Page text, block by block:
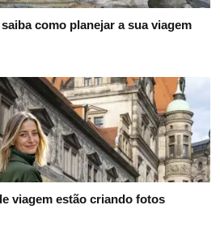
como planejar a sua viagem
viagem estão criando fotos